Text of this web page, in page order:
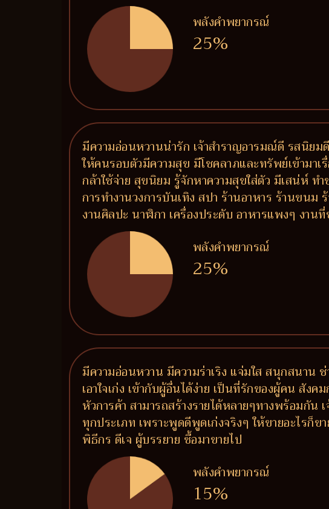
พลังคำพยากรณ์
25%
มีความอ่อนหวานน่ารัก เจ้าสำราญอารมณ์ดี รสนิยม
ให้คนรอบตัวมีความสุข มีโชคลาภและทรัพย์เข้ามาเ
กล้าใช้จ่าย สุขนิยม รู้จักหาความสุขใส่ตัว มีเสน่ห์ ท
การทำงานวงการบันเทิง สปา ร้านอาหาร ร้านขนม
งานศิลปะ นาฬิกา เครื่องประดับ อาหารแพงๆ งา
พลังคำพยากรณ์
25%
มีความอ่อนหวาน มีความร่าเริง แจ่มใส สนุกสนาน
เอาใจเก่ง เข้ากับผู้อื่นได้ง่าย เป็นที่รักของผู้คน สัง
หัวการค้า สามารถสร้างรายได้หลายๆทางพร้อมกั
ทุกประเภท เพราะพูดดีพูดเก่งจริงๆ ให้ขายอะไรก็
พิธีกร ดีเจ ผู้บรรยาย ซื้อมาขายไป
พลังคำพยากรณ์
15%